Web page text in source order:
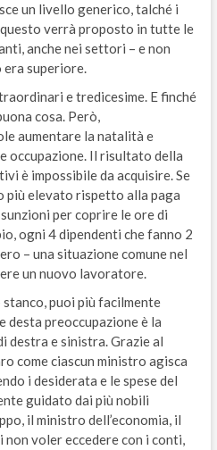
un livello generico, talché i
verrà proposto in tutte le
anche nei settori – e non
era superiore.
e tredicesime. E finché
cosa. Però,
aumentare la natalità e
occupazione. Il risultato della
è impossibile da acquisire. Se
più elevato rispetto alla paga
per coprire le ore di
ogni 4 dipendenti che fanno 2
– una situazione comune nel
un nuovo lavoratore.
stanco, puoi più facilmente
desta preoccupazione è la
destra e sinistra. Grazie al
come ciascun ministro agisca
i desiderata e le spese del
guidato dai più nobili
il ministro dell’economia, il
non voler eccedere con i conti,